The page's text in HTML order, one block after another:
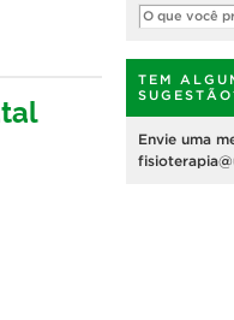
TEM
Envie uma